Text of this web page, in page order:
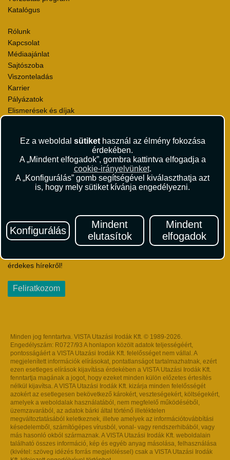
Ez a weboldal sütikethasznál az élmény fokozása
érdekében.
A „Mindent elfogadok”, gombra kattintva elfogadja a
cookie-irányelvünket.
A „Konfigurálás” gomb segítségével kiválaszthatja azt
is, hogy mely sütiket kívánja engedélyezni.
Konfigurálás
Mindent
elutasítok
Mindent
elfogadok
Katalógus
Rólunk
Kapcsolat
Médiaajánlat
Sajtószoba
Viszonteladás
Karrier
Pályázatok
Elismerések és díjak
Utazási Csomag Szerződési Feltételek
Útlemondás-biztosítás Szerződési Feltételek
Utasbiztosítás Szerződési Feltételek
Repülőjegy Szerződési Feltételek
Adatvédelem
Hírlevél
Iratkozzon fel Magyarország egyik legszínesebb utazási
érdekes hírekről!
Feliratkozom
Minden jog fenntartva. VISTA Utazási Irodák Kft. © 1989-2026.
Engedélyszám: R0727/93 A honlapon közölt adatok teljességéért,
pontosságáért a VISTA Utazási Irodák Kft. felelősséget nem vállal. A
megjelenített információk elírásokat, pontatlanságot tartalmazhatnak, ezért
ezen esetleges elírások kijavítása érdekében a VISTA Utazási Irodák Kft.
fenntartja magának a jogot, hogy ezeket minden külön előzetes értesítés
nélkül kijavítsa. A VISTA Utazási Irodák Kft. kizárja minden felelősségét
azokért az esetlegesen bekövetkező károkért, veszteségekért, költségekért,
amelyek a weboldalak használatából, nem megfelelő működéséből,
üzemzavarából, az adatok bárki által történő illetéktelen
megváltoztatásából keletkeznek, illetve amelyek az információtovábbítási
késedelemből, számítógépes vírusból, vonal- vagy rendszerhibából, vagy
más hasonló okból származnak. A VISTA Utazási Irodák Kft. weboldalain
található összes információ, kép és egyéb anyag másolása, felhasználása
(kivétel: szöveg idézés forrás megjelöléssel) csak a VISTA Utazási Irodák